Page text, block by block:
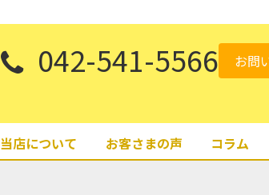
042-541-5566
お問
当店について お客さまの声 コラム